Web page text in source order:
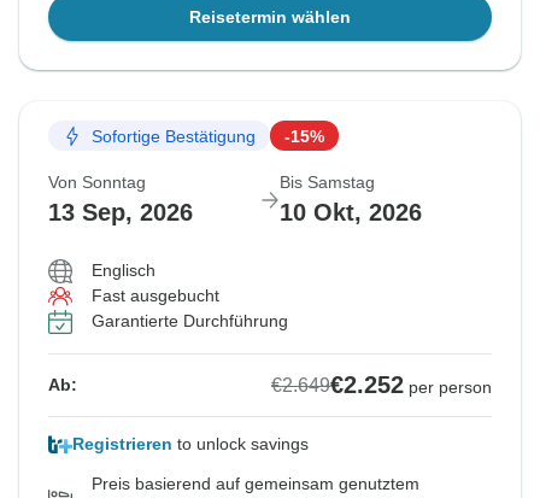
Reisetermin wählen
Sofortige Bestätigung -15%
Von Sonntag
13 Sep, 2026
Bis Samstag
10 Okt, 2026
Englisch
Fast ausgebucht
Garantierte Durchführung
Ab: €2.649€2.252 per person
Registrieren to unlock savings
Preis basierend auf gemeinsam genutztem